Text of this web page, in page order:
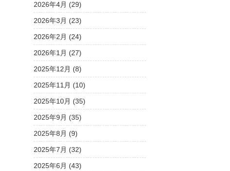
2026年4月 (29)
2026年3月 (23)
2026年2月 (24)
2026年1月 (27)
2025年12月 (8)
2025年11月 (10)
2025年10月 (35)
2025年9月 (35)
2025年8月 (9)
2025年7月 (32)
2025年6月 (43)